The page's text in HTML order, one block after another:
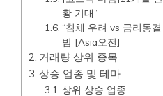
황 기대”
“침체 우려 vs 금리동
밤 [Asia오전]
거래량 상위 종목
상승 업종 및 테마
상위 상승 업종